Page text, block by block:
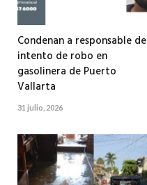
Condenan a responsable de
intento de robo en
gasolinera de Puerto
Vallarta
31 julio, 2026